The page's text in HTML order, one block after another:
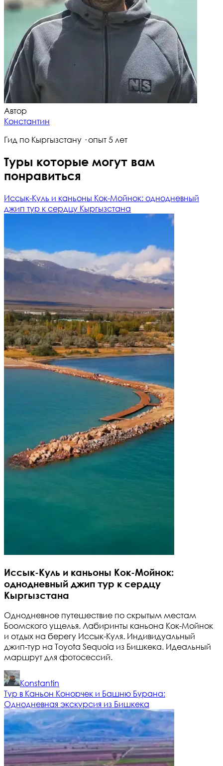
Автор
Константин
Гид по Кыргызстану · опыт 5 лет
Туры которые могут вам
понравиться
Иссык-Куль и каньоны Кок-Мойнок: однодневный
джип тур к сердцу Кыргызстана
Иссык-Куль и каньоны Кок-Мойнок:
однодневный джип тур к сердцу
Кыргызстана
Однодневное путешествие по скрытым местам
Боомского ущелья. Лабиринты каньона Кок-Мойнок
и отдых на берегу Иссык-Куля. Индивидуальный
джип-тур на Toyota Sequoia из Бишкека. Идеальный
маршрут для фотосессий.
Konstantin
Тур в Каньон Конорчек и Башню Бурана:
Однодневная экскурсия из Бишкека